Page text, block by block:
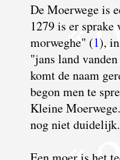
DeMoerwege is
1279 is er sprake
morweghe" (1),
"jans land
komt de naam
begon men te
Kleine
nog niet duidelijk.